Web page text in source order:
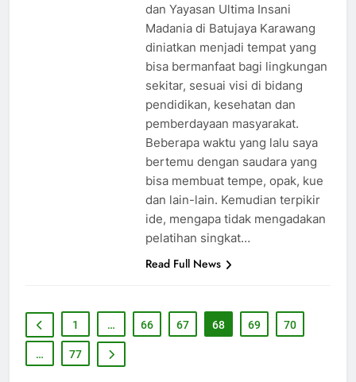
dan Yayasan Ultima Insani
Madania di Batujaya Karawang
diniatkan menjadi tempat yang
bisa bermanfaat bagi lingkungan
sekitar, sesuai visi di bidang
pendidikan, kesehatan dan
pemberdayaan masyarakat.
Beberapa waktu yang lalu saya
bertemu dengan saudara yang
bisa membuat tempe, opak, kue
dan lain-lain. Kemudian terpikir
ide, mengapa tidak mengadakan
pelatihan singkat…
Read Full News
1 … 66 67 68 69 70
… 77